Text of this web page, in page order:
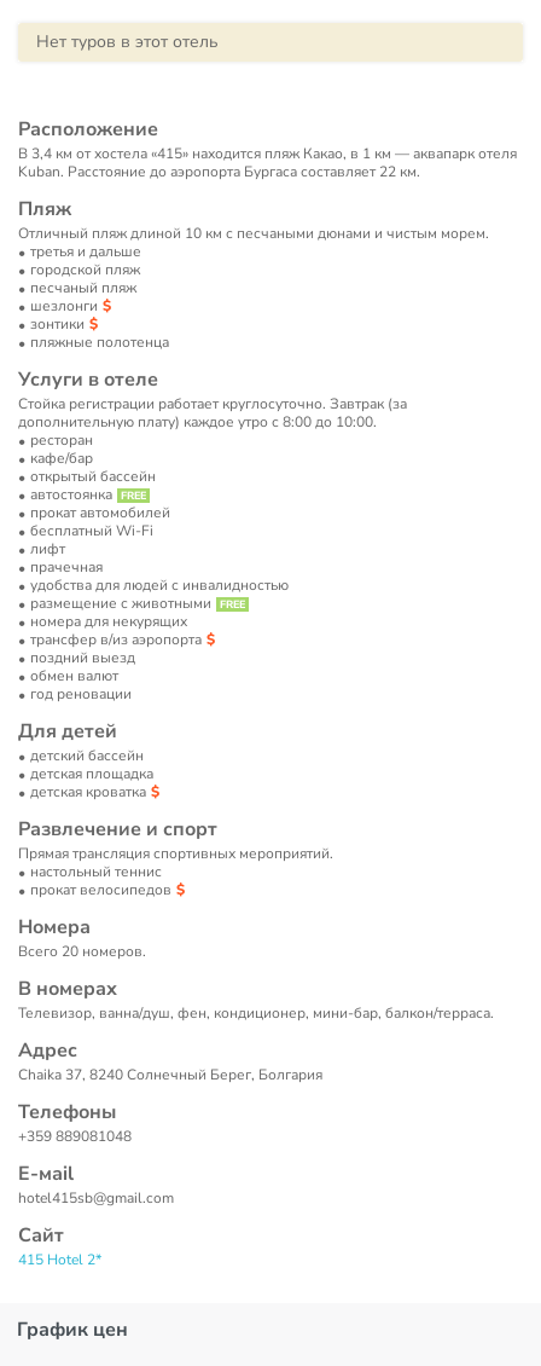
Нет туров в этот отель
Расположение
В 3,4 км от хостела «415» находится пляж Какао, в 1 км — аквапарк отеля
Kuban. Расстояние до аэропорта Бургаса составляет 22 км.
Пляж
Отличный пляж длиной 10 км с песчаными дюнами и чистым морем.
третья и дальше
городской пляж
песчаный пляж
шезлонги
зонтики
пляжные полотенца
Услуги в отеле
Стойка регистрации работает круглосуточно. Завтрак (за
дополнительную плату) каждое утро с 8:00 до 10:00.
ресторан
кафе/бар
открытый бассейн
автостоянка
прокат автомобилей
бесплатный Wi-Fi
лифт
прачечная
удобства для людей с инвалидностью
размещение с животными
номера для некурящих
трансфер в/из аэропорта
поздний выезд
обмен валют
год реновации
Для детей
детский бассейн
детская площадка
детская кроватка
Развлечение и спорт
Прямая трансляция спортивных мероприятий.
настольный теннис
прокат велосипедов
Номера
Всего 20 номеров.
В номерах
Телевизор, ванна/душ, фен, кондиционер, мини-бар, балкон/терраса.
Адрес
Chaika 37, 8240 Солнечный Берег, Болгария
Телефоны
+359 889081048
Е-маil
hotel415sb@gmail.com
Сайт
415 Hotel 2*
График цен